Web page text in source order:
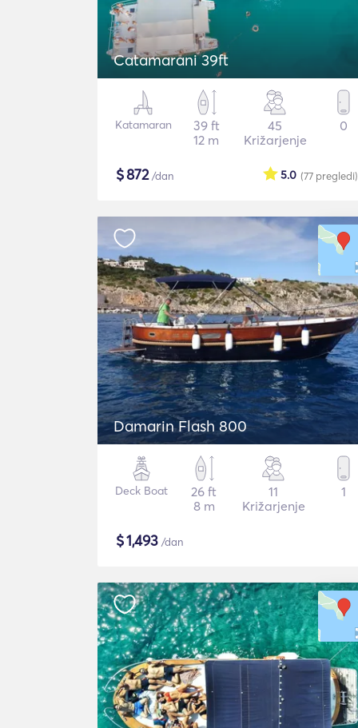
Catamarani 39ft
Katamaran
39 ft
12 m
45
Križarjenje
0
$872/dan (77 pregledi)
5.0
Damarin Flash 800
Deck Boat
26 ft
8 m
11
Križarjenje
1
$1,493 /dan